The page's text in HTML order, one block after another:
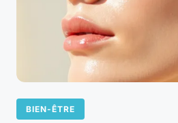
BIEN-ÊTRE